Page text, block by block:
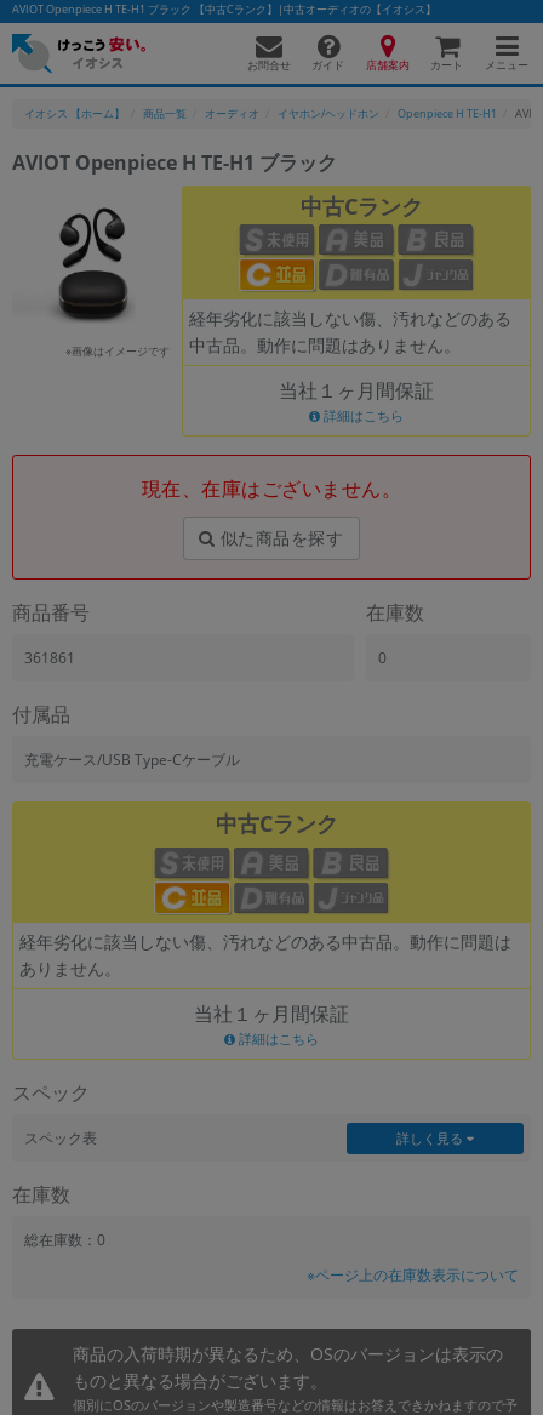
AVIOT Openpiece H TE-H1 ブラック 【中古Cランク】|中古オーディオの【イオシス】
お問合せ ガイド 店舗案内 カート メニュー
イオシス 【ホーム】 商品一覧 オーディオ イヤホン/ヘッドホン Openpiece H TE-H1
AVIOT Openpiece H TE-H1 ブラック
※画像はイメージです
中古Cランク
経年劣化に該当しない傷、汚れなどのある
中古品。動作に問題はありません。
当社１ヶ月間保証
詳細はこちら
現在、在庫はございません。
似た商品を探す
商品番号
361861
在庫数
0
付属品
充電ケース/USB Type-Cケーブル
中古Cランク
経年劣化に該当しない傷、汚れなどのある中古品。動作に問題は
ありません。
当社１ヶ月間保証
詳細はこちら
スペック
スペック表 詳しく見る
在庫数
総在庫数：0
※ページ上の在庫数表示について
商品の入荷時期が異なるため、OSのバージョンは表示の
ものと異なる場合がございます。
個別にOSのバージョンや製造番号などの情報はお答えできかねますので予
かんたんパソコン検索に切り替える
フリーワード
EliteBookMacBook
「スマートフォン」「タブレット」など
商品シリーズ名・ブランド名の絞り込み。
「iPhone」「Xperia」「Galaxy」など
製造、販売メーカーの絞り込み
商品の搭載機能による絞り込み
「5G対応」「防水」「ワンセグ」など
ドライブ
「新品」「未使用」「中古」など
CPU
CPUの絞り込み
価格